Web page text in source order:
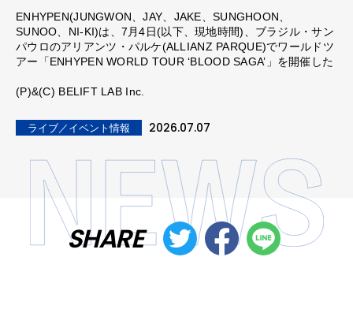
ENHYPEN(JUNGWON、JAY、JAKE、SUNGHOON、
SUNOO、NI-KI)は、7月4日(以下、現地時間)、ブラジル・サン
パウロのアリアンツ・パルケ(ALLIANZ PARQUE)でワールドツ
アー「ENHYPEN WORLD TOUR ‘BLOOD SAGA’」を開催した
(P)&(C) BELIFT LAB Inc.
ライブ／イベント情報 2026.07.07
SHARE